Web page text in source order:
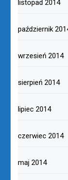
listopad 2014
październik
wrzesień 2014
sierpień 2014
lipiec 2014
czerwiec 2014
maj 2014